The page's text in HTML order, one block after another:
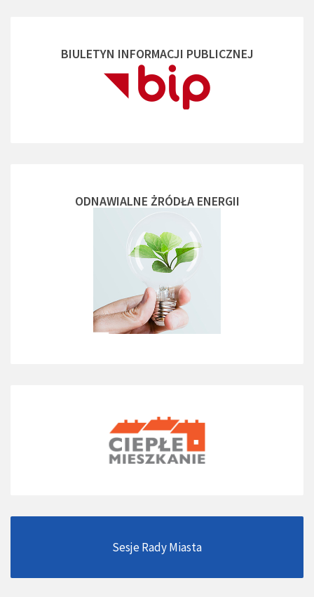
BIULETYN INFORMACJI PUBLICZNEJ
ODNAWIALNE ŻRÓDŁA ENERGII
Sesje Rady Miasta